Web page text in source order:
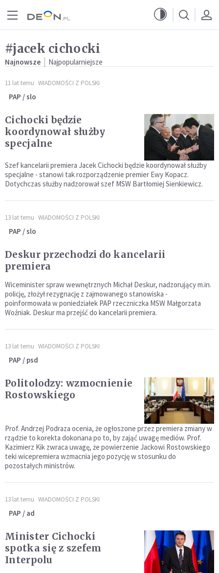
#jacek cichocki
Najnowsze Najpopularniejsze
11 lat temu WIADOMOŚCI Z POLSKI
PAP / slo
Cichocki będzie
koordynował służby
specjalne
Szef kancelarii premiera Jacek Cichocki będzie koordynował służby
specjalne - stanowi tak rozporządzenie premier Ewy Kopacz.
Dotychczas służby nadzorował szef MSW Bartłomiej Sienkiewicz.
13 lat temu WIADOMOŚCI Z POLSKI
PAP / slo
Deskur przechodzi do kancelarii
premiera
Wiceminister spraw wewnętrznych Michał Deskur, nadzorujący m.in.
policję, złożył rezygnację z zajmowanego stanowiska -
poinformowała w poniedziałek PAP rzeczniczka MSW Małgorzata
Woźniak. Deskur ma przejść do kancelarii premiera.
13 lat temu WIADOMOŚCI Z POLSKI
PAP / psd
Politolodzy: wzmocnienie
Rostowskiego
Prof. Andrzej Podraza ocenia, że ogłoszone przez premiera zmiany w
rządzie to korekta dokonana po to, by zająć uwagę mediów. Prof.
Kazimierz Kik zwraca uwagę, że powierzenie Jackowi Rostowskiego
teki wicepremiera wzmacnia jego pozycję w stosunku do
pozostałych ministrów.
13 lat temu WIADOMOŚCI Z POLSKI
PAP / ad
Minister Cichocki
spotka się z szefem
Interpolu